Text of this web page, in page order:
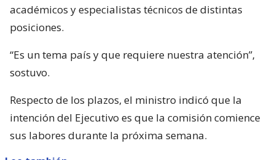
académicos y especialistas técnicos de distintas
posiciones.
“Es un tema país y que requiere nuestra atención”,
sostuvo.
Respecto de los plazos, el ministro indicó que la
intención del Ejecutivo es que la comisión comience
sus labores durante la próxima semana.